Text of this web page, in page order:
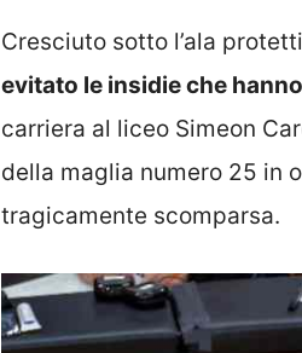
Cresciuto sotto l’ala
evitato le insidie che
carriera al liceo Simeon
della maglia numero 25 in
tragicamente scomparsa.